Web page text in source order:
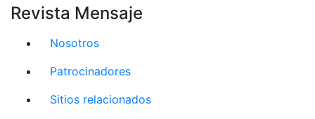
Revista Mensaje
Nosotros
Patrocinadores
Sitios relacionados